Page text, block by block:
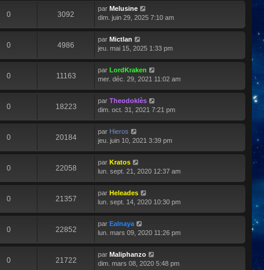
0 3092
par Melusine
dim. juin 29, 2025 7:10 am
0 4986
par Mictlan
jeu. mai 15, 2025 1:33 pm
0 11163
par LordKraken
mer. déc. 29, 2021 11:02 am
0 18223
par Theodoklès
dim. oct. 31, 2021 7:21 pm
0 20184
par Hieros
jeu. juin 10, 2021 3:39 pm
0 22058
par Kratos
lun. sept. 21, 2020 12:37 am
0 21357
par Heleades
lun. sept. 14, 2020 10:30 pm
0 22852
par Ealnaya
lun. mars 09, 2020 11:26 pm
0 21722
par Maliphanzo
dim. mars 08, 2020 5:48 pm